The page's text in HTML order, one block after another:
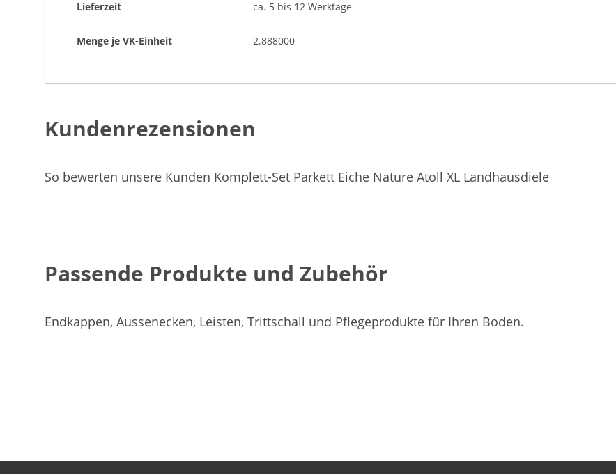
Lieferzeit ca. 5 bis 12 Werktage
Menge je VK-Einheit 2.888000
Kundenrezensionen
So bewerten unsere Kunden Komplett-Set Parkett Eiche Nature Atoll XL Landhausdiele
Passende Produkte und Zubehör
Endkappen, Aussenecken, Leisten, Trittschall und Pflegeprodukte für Ihren Boden.